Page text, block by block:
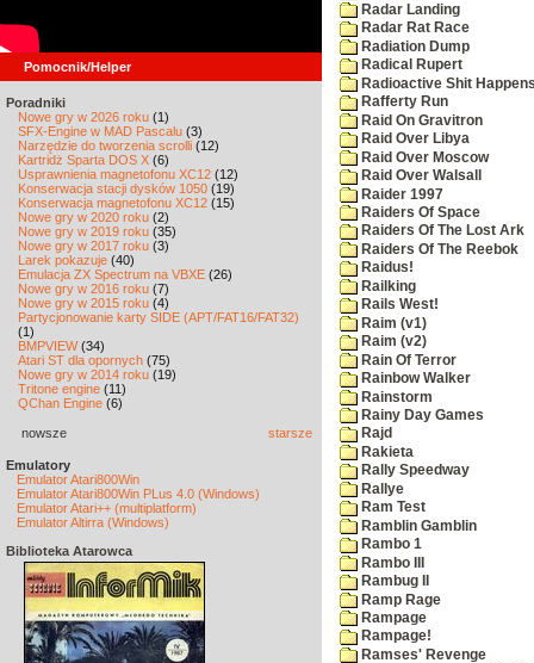
Pomocnik/Helper
Poradniki
Nowe gry w 2026 roku (1)
SFX-Engine w MAD Pascalu (3)
Narzędzie do tworzenia scrolli (12)
Kartridż Sparta DOS X (6)
Usprawnienia magnetofonu XC12 (12)
Konserwacja stacji dysków 1050 (19)
Konserwacja magnetofonu XC12 (15)
Nowe gry w 2020 roku (2)
Nowe gry w 2019 roku (35)
Nowe gry w 2017 roku (3)
Larek pokazuje (40)
Emulacja ZX Spectrum na VBXE (26)
Nowe gry w 2016 roku (7)
Nowe gry w 2015 roku (4)
Partycjonowanie karty SIDE (APT/FAT16/FAT32)
(1)
BMPVIEW(34)
Atari ST dla opornych (75)
Nowe gry w 2014 roku (19)
Tritone engine (11)
QChan Engine (6)
nowsze starsze
Emulatory
Emulator Atari800Win
Emulator Atari800Win PLus 4.0 (Windows)
Emulator Atari++ (multiplatform)
Emulator Altirra (Windows)
Biblioteka Atarowca
Radar Landing
Radar Rat Race
Radiation Dump
Radical Rupert
Radioactive Shit
Rafferty Run
Raid On Gravitron
Raid Over Libya
Raid Over Moscow
Raid Over Walsall
Raider 1997
Raiders Of Space
Raiders Of The Lost Ark
Raiders Of The Reebok
Raidus!
Railking
Rails West!
Raim (v1)
Raim (v2)
Rain Of Terror
Rainbow Walker
Rainstorm
Rainy Day Games
Rajd
Rakieta
Rally Speedway
Rallye
Ram Test
Ramblin Gamblin
Rambo 1
Rambo III
Rambug II
Ramp Rage
Rampage
Rampage!
Ramses' Revenge